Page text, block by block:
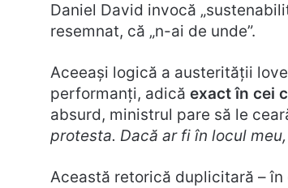
Daniel David invocă
resemnat, că „n-ai de unde”.
Aceeași logică a austerității
performanți, adică exact în cei
absurd, ministrul pare să le
protesta. Dacă ar fi în locul
Această retorică duplicitară –